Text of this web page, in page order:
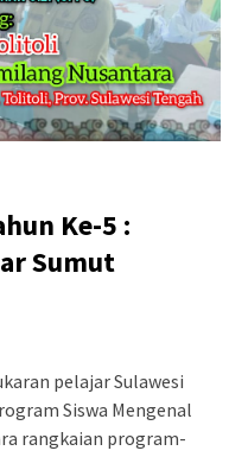
Ke-5 :
Sumut
pelajar Sulawesi
Siswa Mengenal
rangkaian program-